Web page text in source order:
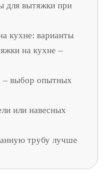
для вытяжки при
кухне: варианты
на кухне –
– выбор опытных
или навесных
трубу лучше